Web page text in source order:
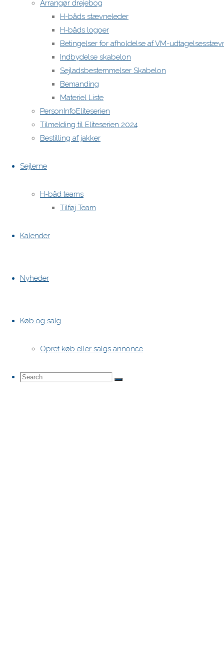
Arrangør drejebog
H-båds stævneleder
H-båds logoer
Betingelser for afholdelse af VM-
Indbydelse skabelon
Sejladsbestemmelser Skabelon
Bemanding
Materiel Liste
PersonInfoEliteserien
Tilmelding til Eliteserien 2024
Bestilling af jakker
Sejlerne
H-båd teams
Tilføj Team
Kalender
Nyheder
Køb og salg
Opret køb eller salgs annonce
Search
Search
Search